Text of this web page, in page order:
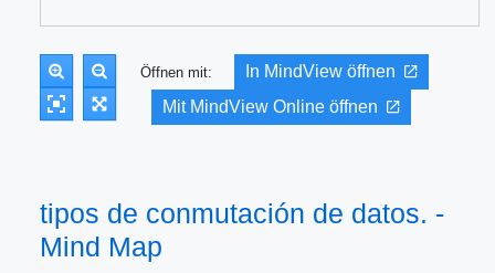
Öffnen mit:
In MindView öffnen
Mit MindView Online öffnen
tipos de conmutación de datos. -
Mind Map